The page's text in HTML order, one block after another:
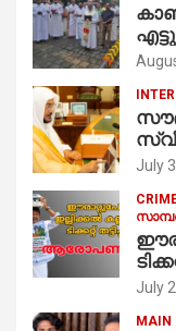
July
July
MAIN